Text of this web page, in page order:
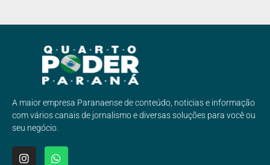
A maior empresa Paranaense de conteúdo, noticias e informação
com vários canais de jornalismo e diversas soluções para você ou
seu negócio.